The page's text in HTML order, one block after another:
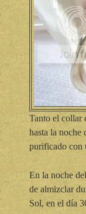
Tanto el collar
hasta la noche
purificado con
En la noche
de almizclar
Sol, en el día